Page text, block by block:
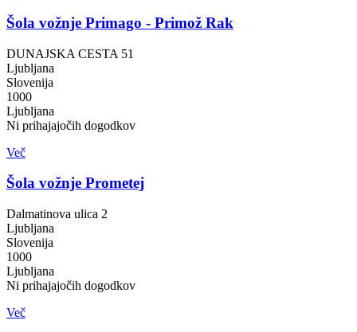
Šola vožnje Primago - Primož Rak
DUNAJSKA CESTA 51
Ljubljana
Slovenija
1000
Ljubljana
Ni prihajajočih dogodkov
Več
Šola vožnje Prometej
Dalmatinova ulica 2
Ljubljana
Slovenija
1000
Ljubljana
Ni prihajajočih dogodkov
Več